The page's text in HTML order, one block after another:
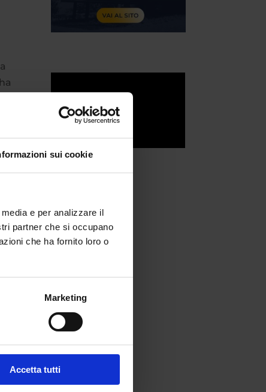
sui cookie
e per analizzare il
partner che si occupano
che ha fornito loro o
Marketing
Accetta tuttiformativa